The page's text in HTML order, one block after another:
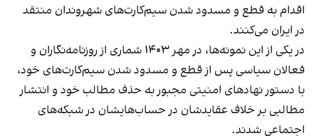
اقدام به قطع و مسدود شدن سیم‌کارت‌های شهروندان منتقد
در ایران می‌کنند.
در یکی از این نمونه‌ها، در مهر ۱۴۰۳ شماری از روزنامه‌نگاران و
فعالان سیاسی پس از قطع و مسدود شدن سیم‌کارت‌های خود،
با دستور نهادهای امنیتی مجبور به حذف مطالب خود و انتشار
مطالبی بر خلاف عقایدشان در حساب‌هایشان در شبکه‌های
اجتماعی شدند.